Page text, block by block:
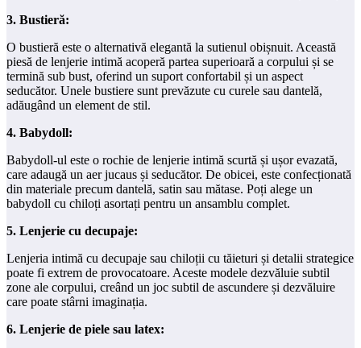
3. Bustieră:
O bustieră este o alternativă elegantă la sutienul obișnuit. Această
piesă de lenjerie intimă acoperă partea superioară a corpului și se
termină sub bust, oferind un suport confortabil și un aspect
seducător. Unele bustiere sunt prevăzute cu curele sau dantelă,
adăugând un element de stil.
4. Babydoll:
Babydoll-ul este o rochie de lenjerie intimă scurtă și ușor evazată,
care adaugă un aer jucaus și seducător. De obicei, este confecționată
din materiale precum dantelă, satin sau mătase. Poți alege un
babydoll cu chiloți asortați pentru un ansamblu complet.
5. Lenjerie cu decupaje:
Lenjeria intimă cu decupaje sau chiloții cu tăieturi și detalii strategice
poate fi extrem de provocatoare. Aceste modele dezvăluie subtil
zone ale corpului, creând un joc subtil de ascundere și dezvăluire
care poate stârni imaginația.
6. Lenjerie de piele sau latex: